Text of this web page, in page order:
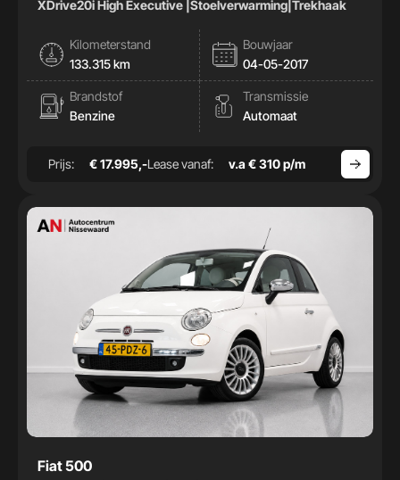
XDrive20i High Executive |Stoelverwarming|Trekhaak
Kilometerstand
133.315 km
Bouwjaar
04-05-2017
Brandstof
Benzine
Transmissie
Automaat
Prijs: € 17.995,-Lease vanaf: v.a € 310 p/m
Fiat 500